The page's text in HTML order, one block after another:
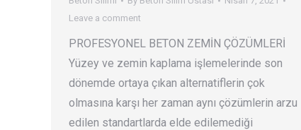
Leave a comment
PROFESYONEL BETON ZEMİN ÇÖZÜMLERİ
Yüzey ve zemin kaplama işlemelerinde son
dönemde ortaya çıkan alternatiflerin çok
olmasına karşı her zaman aynı çözümlerin arzu
edilen standartlarda elde edilemediği